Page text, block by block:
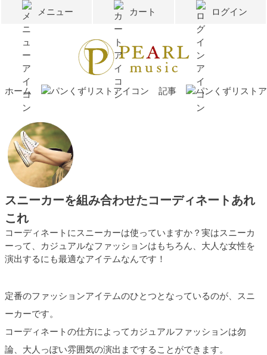
メニュー カート ログイン
ホーム 記事
スニーカーを組み合わせたコーディネートあれ
これ
コーディネートにスニーカーは使っていますか？実はスニーカ
ーって、カジュアルなファッションはもちろん、大人な女性を
演出するにも最適なアイテムなんです！
定番のファッションアイテムのひとつとなっているのが、スニ
ーカーです。
コーディネートの仕方によってカジュアルファッションは勿
論、大人っぽい雰囲気の演出まですることができます。